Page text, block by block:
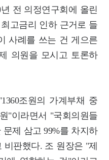
전 의정연구회에 올린
고금리 인하 근거로 들
사례를 쓰는 건 게으른
의원을 모시고 토론하
조원의 가계부채 중
"이라면서 "국회의원들
제 삼고 99%를 차지하
비판했다. 조 원장은 "제